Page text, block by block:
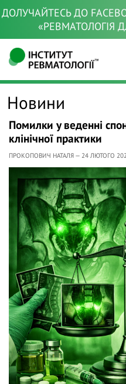
ДОЛУЧАЙТЕСЬ ДО
«РЕВМАТОЛОГІЯ
Новини
Помилки у веденні
клінічної практики
ПРОКОПОВИЧ НАТАЛЯ — 24 ЛЮТОГО